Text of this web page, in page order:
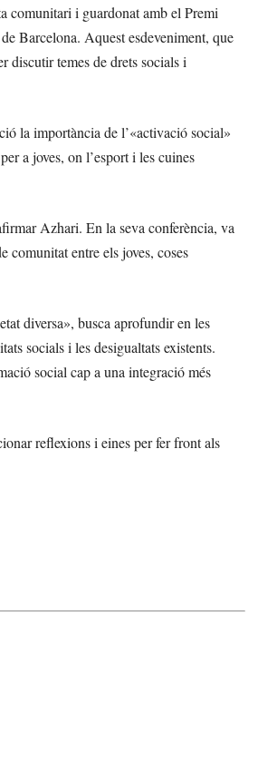
comunitari i guardonat amb el Premi
Barcelona. Aquest esdeveniment, que
discutir temes de drets socials i
la importància de l’«activació social»
a joves, on l’esport i les cuines
Azhari. En la seva conferència, va
comunitat entre els joves, coses
diversa», busca aprofundir en les
socials i les desigualtats existents.
social cap a una integració més
reflexions i eines per fer front als